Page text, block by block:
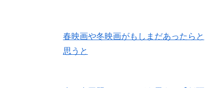
春映画や冬映画がもしまだあったらと
思うと